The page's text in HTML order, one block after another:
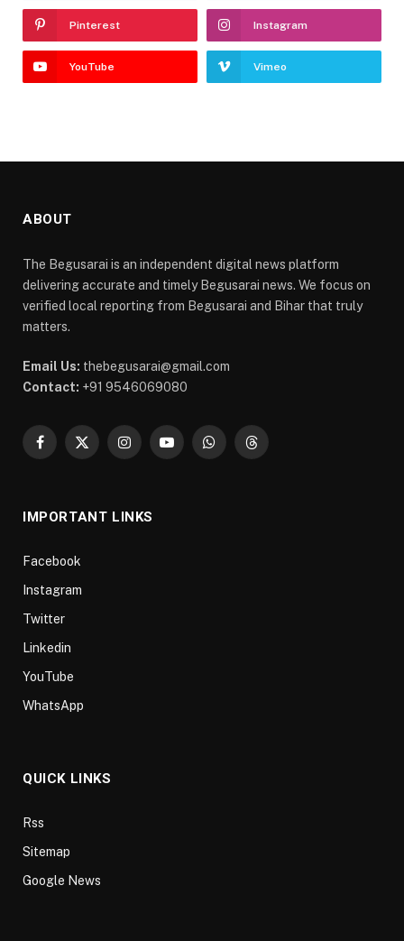
Pinterest Instagram
YouTube Vimeo
ABOUT
The Begusarai is an independent digital news platform
delivering accurate and timely Begusarai news. We focus on
verified local reporting from Begusarai and Bihar that truly
matters.
Email Us: thebegusarai@gmail.com
Contact: +91 9546069080
Facebook
X
InstagramYouTubeWhatsAppThreads
IMPORTANT LINKS
Facebook
Instagram
Twitter
Linkedin
YouTube
WhatsApp
QUICK LINKS
Rss
Sitemap
Google News